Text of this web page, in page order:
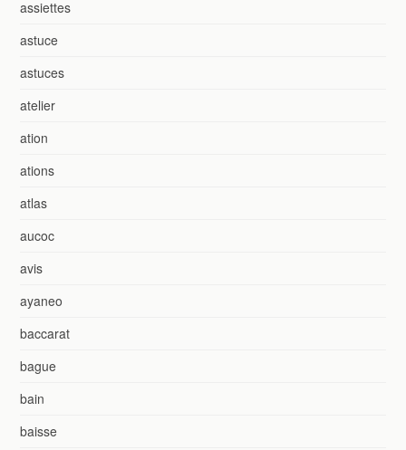
assiettes
astuce
astuces
atelier
ation
ations
atlas
aucoc
avis
ayaneo
baccarat
bague
bain
baisse